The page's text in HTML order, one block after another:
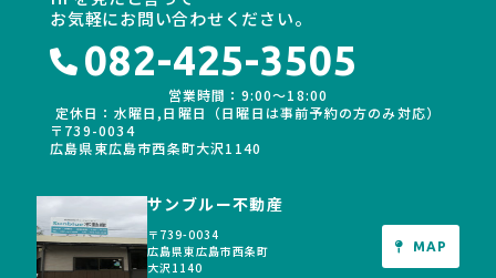
お気軽にお問い合わせください。
082-425-3505
営業時間：9:00〜18:00
定休日：水曜日,日曜日（日曜日は事前予約の方のみ対応）
〒739-0034
広島県東広島市西条町大沢1140
サンブルー不動産
〒739-0034
広島県東広島市西条町
大沢1140
MAP